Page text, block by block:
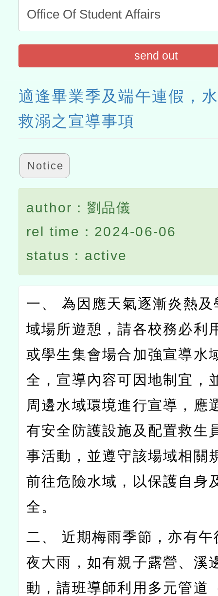
send out
適逢畢業季及端午連假，
救溺之宣導事項
Notice
author：劉品儀
rel time：2024-06-06
status：active
一、 為因應天氣逐漸炎熱
域場所遊憩，請各校務必利
或學生集會場合加強宣導水
全，宣導內容可因地制宜，
周邊水域環境進行宣導，應
有安全防護設施及配置救生
事活動，並遵守該場域相關
前往危險水域，以保護自身
全。
二、 近期梅雨季節，亦有午
夜大雨，如有親子露營、溪
動，請班導師利用多元管道